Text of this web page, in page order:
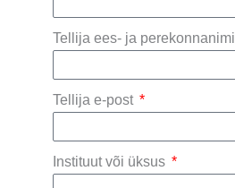
Tellija ees- ja perekonnanimi
Tellija e-post
Instituut või üksus